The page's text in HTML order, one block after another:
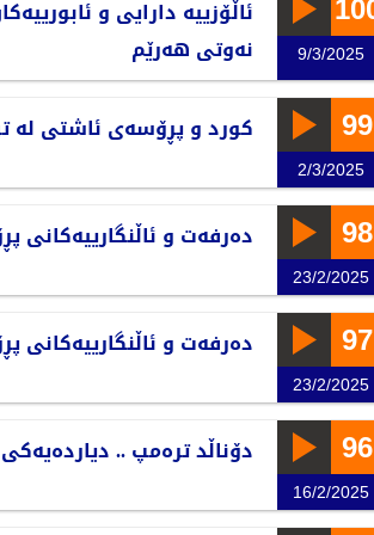
9/3/2025
ئاڵۆزییە دارایی و
نەوتی هەرێم
99
2/3/2025
کورد و پڕۆسەی ئاشتی لە
98
23/2/2025
دەرفەت و ئاڵنگارییەکانی
97
23/2/2025
دەرفەت و ئاڵنگارییەکانی
96
16/2/2025
دۆناڵد ترەمپ ..